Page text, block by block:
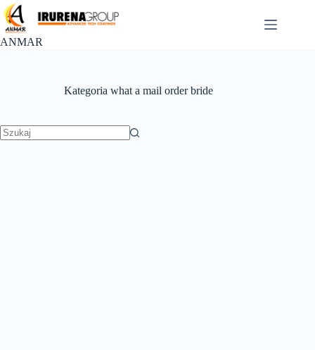
Przejdź
do
treści
ANMAR
Kategoria what a mail order bride